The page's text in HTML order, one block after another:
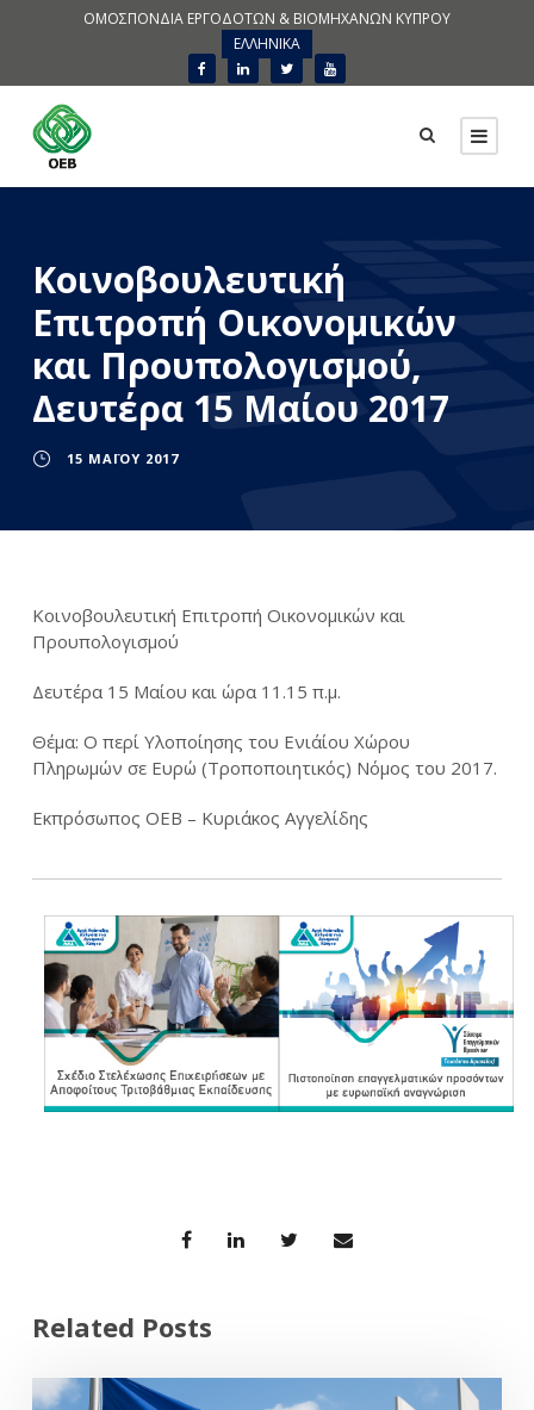
ΟΜΟΣΠΟΝΔΙΑ ΕΡΓΟΔΟΤΩΝ & ΒΙΟΜΗΧΑΝΩΝ ΚΥΠΡΟΥ
ΕΛΛΗΝΙΚΑ
Κοινοβουλευτική
Επιτροπή Οικονομικών
και Προυπολογισμού,
Δευτέρα 15 Μαίου 2017
15 ΜΑΪ́ΟΥ 2017
Κοινοβουλευτική Επιτροπή Οικονομικών και
Προυπολογισμού
Δευτέρα 15 Μαίου και ώρα 11.15 π.μ.
Θέμα: Ο περί Υλοποίησης του Ενιάίου Χώρου
Πληρωμών σε Ευρώ (Τροποποιητικός) Νόμος του 2017.
Εκπρόσωπος ΟΕΒ – Κυριάκος Αγγελίδης
Related Posts